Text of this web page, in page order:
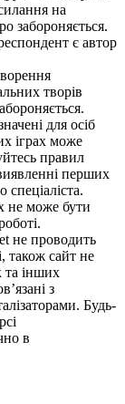
на
забороняється.
є автор
творів
для осіб
іграх може
правил
перших
спеціаліста.
не може бути
не проводить
також сайт не
та інших
з
Будь-
в